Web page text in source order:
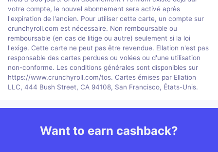
votre compte, le nouvel abonnement sera activé après
l'expiration de l'ancien. Pour utiliser cette carte, un compte sur
crunchyroll.com est nécessaire. Non remboursable ou
remboursable (en cas de litige ou autre) seulement si la loi
l'exige. Cette carte ne peut pas être revendue. Ellation n'est pas
responsable des cartes perdues ou volées ou d'une utilisation
non-conforme. Les conditions générales sont disponibles sur
https://www.crunchyroll.com/tos. Cartes émises par Ellation
LLC, 444 Bush Street, CA 94108, San Francisco, États-Unis.
Want to earn cashback?